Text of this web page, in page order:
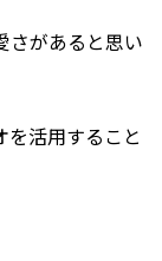
さがあると思い
活用すること